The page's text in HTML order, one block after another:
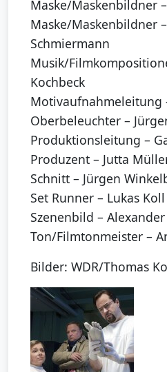
Maske/Maskenbildner
Maske/Maskenbildner
Schmiermann
Musik/
Kochbeck
Motivaufnahmeleitung
Oberbeleuchter –
Produktionsleitung –
Produzent – Jutta
Schnitt – Jürgen
Set Runner – Lukas Koll
Szenenbild –
Ton/Filmtonmeister –
Bilder: WDR/Thomas